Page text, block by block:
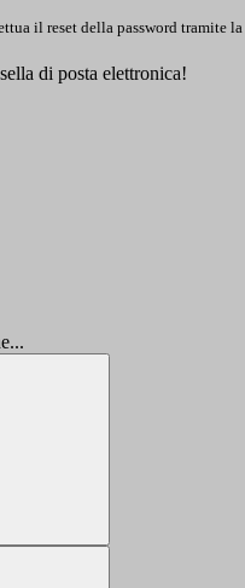
il reset della password tramite la
di posta elettronica!